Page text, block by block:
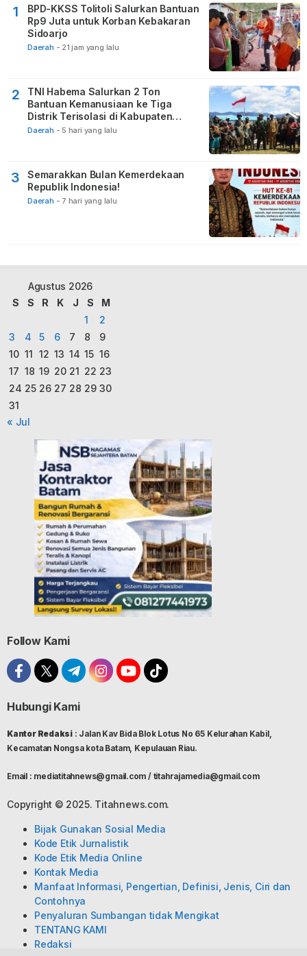
1
BPD-KKSS Tolitoli Salurkan Bantuan
Rp9 Juta untuk Korban Kebakaran
Sidoarjo
Daerah - 21 jam yang lalu
2
TNI Habema Salurkan 2 Ton
Bantuan Kemanusiaan ke Tiga
Distrik Terisolasi di Kabupaten
Puncak
Daerah - 5 hari yang lalu
3
Semarakkan Bulan Kemerdekaan
Republik Indonesia!
Daerah - 7 hari yang lalu
Agustus 2026
S
S R K J S
M
1
2
3
4 5 6 7 8
9
10 11 12 13 14 15 16
17 18 19 20 21 22 23
24 25 26 27 28 29 30
31
« Jul
Follow Kami
Hubungi Kami
Kantor Redaksi : Jalan Kav Bida Blok Lotus No 65 Kelurahan Kabil,
Kecamatan Nongsa kota Batam, Kepulauan Riau.
Email : mediatitahnews@gmail.com / titahrajamedia@gmail.com
Copyright © 2025. Titahnews.com.
Bijak Gunakan Sosial Media
Kode Etik Jurnalistik
Kode Etik Media Online
Kontak Media
Manfaat Informasi, Pengertian, Definisi, Jenis, Ciri dan
Contohnya
Penyaluran Sumbangan tidak Mengikat
TENTANG KAMI
Redaksi